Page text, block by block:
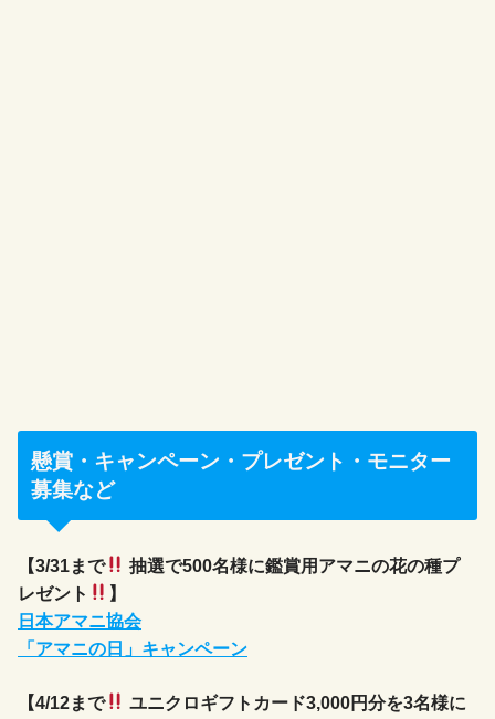
懸賞・キャンペーン・プレゼント・モニター
募集など
【3/31まで
抽選で500名様に鑑賞用アマニの花の種プ
レゼント
】
日本アマニ協会
「アマニの日」キャンペーン
【4/12まで
ユニクロギフトカード3,000円分を3名様に